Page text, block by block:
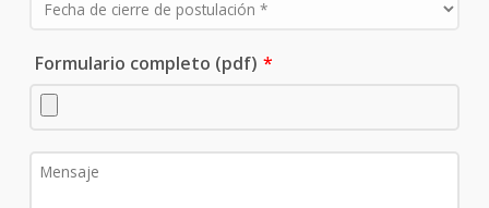
Formulario completo (pdf)